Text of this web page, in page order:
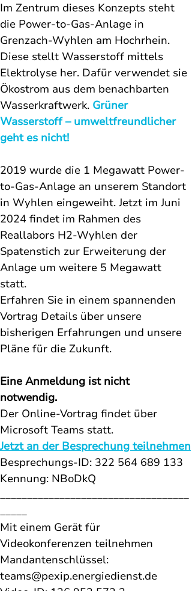
Im Zentrum dieses Konzepts steht
die Power-to-Gas-Anlage in
Grenzach-Wyhlen am Hochrhein.
Diese stellt Wasserstoff mittels
Elektrolyse her. Dafür verwendet sie
Ökostrom aus dem benachbarten
Wasserkraftwerk. Grüner
Wasserstoff – umweltfreundlicher
geht es nicht!
2019 wurde die 1 Megawatt Power-
to-Gas-Anlage an unserem Standort
in Wyhlen eingeweiht. Jetzt im Juni
2024 findet im Rahmen des
Reallabors H2-Wyhlen der
Spatenstich zur Erweiterung der
Anlage um weitere 5 Megawatt
statt.
Erfahren Sie in einem spannenden
Vortrag Details über unsere
bisherigen Erfahrungen und unsere
Pläne für die Zukunft.
Eine Anmeldung ist nicht
notwendig.
Der Online-Vortrag findet über
Microsoft Teams statt.
Jetzt an der Besprechung teilnehmen
Besprechungs-ID: 322 564 689 133
Kennung: NBoDkQ
___________________________________
_____
Mit einem Gerät für
Videokonferenzen teilnehmen
Mandantenschlüssel:
teams@pexip.energiedienst.de